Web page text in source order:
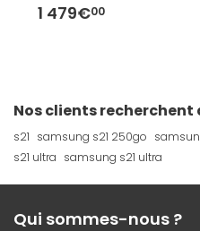
1 479€00
Nos clients recherchent
s21 samsung s21 250go
s21 ultra samsung s21 ultra
Qui sommes-nous ?